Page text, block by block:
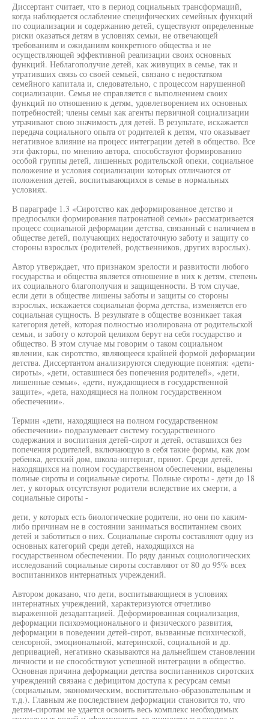
Диссертант считает, что в период социальных трансформаций,
когда наблюдается ослабление специфических семейных функций
по социализации и содержанию детей, существуют определенные
риски оказаться детям в условиях семьи, не отвечающей
требованиям и ожиданиям конкретного общества и не
осуществляющей эффективной реализации своих основных
функций. Неблагополучие детей, как живущих в семье, так и
утративших связь со своей семьей, связано с недостатком
семейного капитала и, следовательно, с процессом нарушенной
социализации. Семья не справляется с выполнением своих
функций по отношению к детям, удовлетворением их основных
потребностей; члены семьи как агенты первичной социализации
утрачивают свою значимость для детей. В результате, искажается
передача социального опыта от родителей к детям, что оказывает
негативное влияние на процесс интеграции детей в общество. Все
эти факторы, по мнению автора, способствуют формированию
особой группы детей, лишенных родительской опеки, социальное
положение и условия социализации которых отличаются от
положения детей, воспитывающихся в семье в нормальных
условиях.
В параграфе 1.3 «Сиротство как деформированное детство и
предпосылки формирования патронатной семьи» рассматривается
процесс социальной деформации детства, связанный с наличием в
обществе детей, получающих недостаточную заботу и защиту со
стороны взрослых (родителей, родственников, других взрослых).
Автор утверждает, что признаком зрелости и развитости любого
государства и общества является отношение в них к детям, степень
их социального благополучия и защищенности. В том случае,
если дети в обществе лишены заботы и защиты со стороны
взрослых, искажается социальная форма детства, изменяется его
социальная сущность. В результате в обществе возникает такая
категория детей, которая полностью изолирована от родительской
семьи, и заботу о которой целиком берут на себя государство и
общество. В этом случае мы говорим о таком социальном
явлении, как сиротство, являющееся крайней формой деформации
детства. Диссертантом анализируются следующие понятия: «дети-
сироты», «дети, оставшиеся без попечения родителей», «дети,
лишенные семьи», «дети, нуждающиеся в государственной
защите», «дета, находящиеся на полном государственном
обеспечении».
Термин «дети, находящиеся на полном государственном
обеспечении» подразумевает систему государственного
содержания и воспитания детей-сирот и детей, оставшихся без
попечения родителей, включающую в себя такие формы, как дом
ребенка, детский дом, школа-интернат, приют. Среди детей,
находящихся на полном государственном обеспечении, выделены
полные сироты и социальные сироты. Полные сироты - дети до 18
лет, у которых отсутствуют родители вследствие их смерти, а
социальные сироты -
дети, у которых есть биологические родители, но они по каким-
либо причинам не в состоянии заниматься воспитанием своих
детей и заботиться о них. Социальные сироты составляют одну из
основных категорий среди детей, находящихся на
государственном обеспечении. По ряду данных социологических
исследований социальные сироты составляют от 80 до 95% всех
воспитанников интернатных учреждений.
Автором доказано, что дети, воспитывающиеся в условиях
интернатных учреждений, характеризуются отчетливо
выраженной дезадаптацией. Деформированная социализация,
деформации психоэмоционального и физического развития,
деформации в поведении детей-сирот, вызванные психической,
сенсорной, эмоциональной, материнской, социальной и др.
депривацией, негативно сказываются на дальнейшем становлении
личности и не способствуют успешной интеграции в общество.
Основная причина деформации детства воспитанников сиротских
учреждений связана с дефицитом доступа к ресурсам семьи
(социальным, экономическим, воспитательно-образовательным и
т.д.). Главным же последствием деформации становится то, что
детям-сиротам не удается освоить весь комплекс необходимых